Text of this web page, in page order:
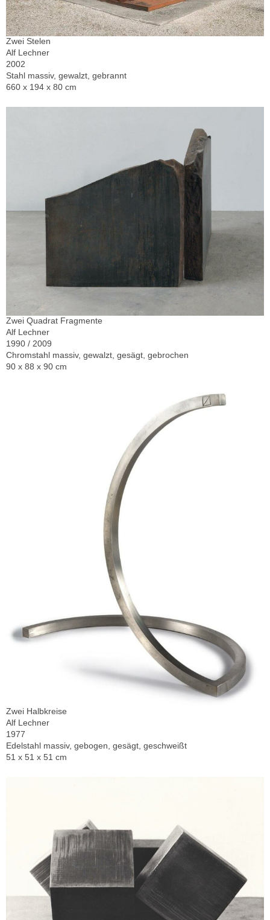
Zwei Stelen
Alf Lechner
2002
Stahl massiv, gewalzt, gebrannt
660 x 194 x 80 cm
Zwei Quadrat Fragmente
Alf Lechner
1990 / 2009
Chromstahl massiv, gewalzt, gesägt, gebrochen
90 x 88 x 90 cm
Zwei Halbkreise
Alf Lechner
1977
Edelstahl massiv, gebogen, gesägt, geschweißt
51 x 51 x 51 cm